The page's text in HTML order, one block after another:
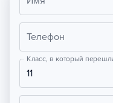
Телефон
Класс, в который
11